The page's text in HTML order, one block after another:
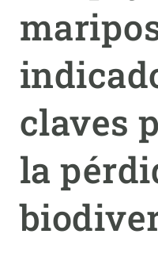
claves
la
CIENCIA EN ACCIÓN
NOTICIAS Y AGENDA